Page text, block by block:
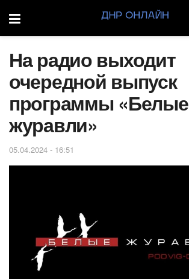
На радио выходит
очередной выпуск
программы «Белые
журавли»
05.04.2024 - 16:51